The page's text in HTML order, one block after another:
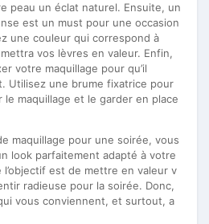
peau un éclat naturel. Ensuite, un
est un must pour une occasion
une couleur qui correspond à
vos lèvres en valeur. Enfin,
votre maquillage pour qu’il
Utilisez une brume fixatrice pour
le maquillage et le garder en place
maquillage pour une soirée, vous
look parfaitement adapté à votre
l’objectif est de mettre en valeur v
radieuse pour la soirée. Donc,
vous conviennent, et surtout, a